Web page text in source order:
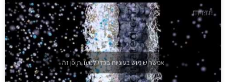
אפשר שימוש בעוגיות בכדי לטעון תוכן זה